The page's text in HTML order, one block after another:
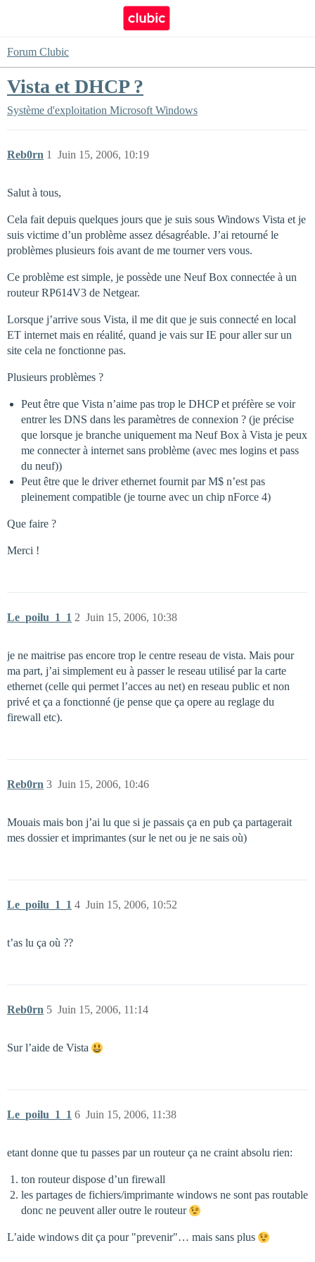
Forum Clubic
Vista et DHCP ?
Système d'exploitation Microsoft Windows
Reb0rn Juin 15, 2006, 10:19
1
Salut à tous,
Cela fait depuis quelques jours que je suis sous Windows Vista et je
suis victime d’un problème assez désagréable. J’ai retourné le
problèmes plusieurs fois avant de me tourner vers vous.
Ce problème est simple, je possède une Neuf Box connectée à un
routeur RP614V3 de Netgear.
Lorsque j’arrive sous Vista, il me dit que je suis connecté en local
ET internet mais en réalité, quand je vais sur IE pour aller sur un
site cela ne fonctionne pas.
Plusieurs problèmes ?
Peut être que Vista n’aime pas trop le DHCP et préfère se voir
entrer les DNS dans les paramètres de connexion ? (je précise
que lorsque je branche uniquement ma Neuf Box à Vista je peux
me connecter à internet sans problème (avec mes logins et pass
du neuf))
Peut être que le driver ethernet fournit par M$ n’est pas
pleinement compatible (je tourne avec un chip nForce 4)
Que faire ?
Merci !
Le_poilu_1_1 Juin 15, 2006, 10:38
2
je ne maitrise pas encore trop le centre reseau de vista. Mais pour
ma part, j’ai simplement eu à passer le reseau utilisé par la carte
ethernet (celle qui permet l’acces au net) en reseau public et non
privé et ça a fonctionné (je pense que ça opere au reglage du
firewall etc).
Reb0rn Juin 15, 2006, 10:46
3
Mouais mais bon j’ai lu que si je passais ça en pub ça partagerait
mes dossier et imprimantes (sur le net ou je ne sais où)
Le_poilu_1_1 Juin 15, 2006, 10:52
4
t’as lu ça où ??
Reb0rn Juin 15, 2006, 11:14
5
Sur l’aide de Vista
Le_poilu_1_1 Juin 15, 2006, 11:38
6
etant donne que tu passes par un routeur ça ne craint absolu rien:
ton routeur dispose d’un firewall
les partages de fichiers/imprimante windows ne sont pas routable
donc ne peuvent aller outre le routeur
L’aide windows dit ça pour "prevenir"… mais sans plus